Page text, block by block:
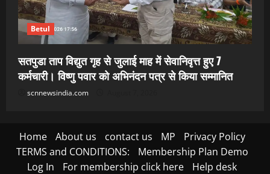
Betul
सतपुडा ताप विद्युत गृह से जुलाई माह में सेवानिवृत्त हुए 7
कर्मचारी। विष्णु पवार को अभिनंदन पत्र से किया सम्मानित
scnnewsindia.com
Home About us contact us MP
Privacy Policy
TERMS and CONDITIONS:
Membership Plan Demo
Log In
For membership click here Help desk